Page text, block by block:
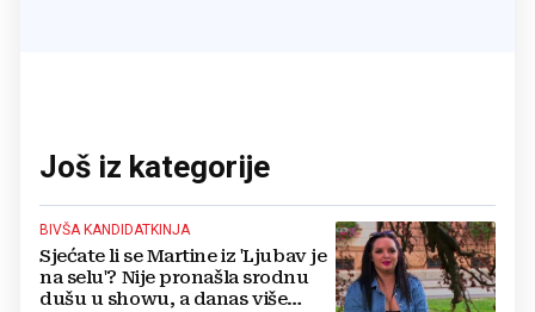
Još iz kategorije
BIVŠA KANDIDATKINJA
Sjećate li se Martine iz 'Ljubav je
na selu'? Nije pronašla srodnu
dušu u showu, a danas više